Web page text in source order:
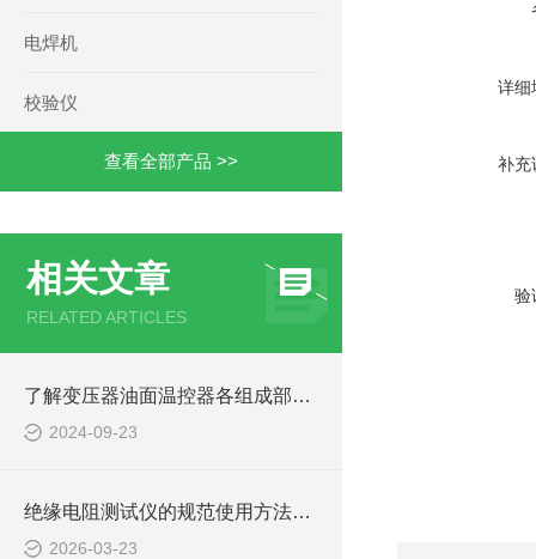
电焊机
校验仪
查看全部产品 >>
相关文章
RELATED ARTICLES
了解变压器油面温控器各组成部件功能特点才能更好的使用它
2024-09-23
绝缘电阻测试仪的规范使用方法详解
2026-03-23
详细
补充
验